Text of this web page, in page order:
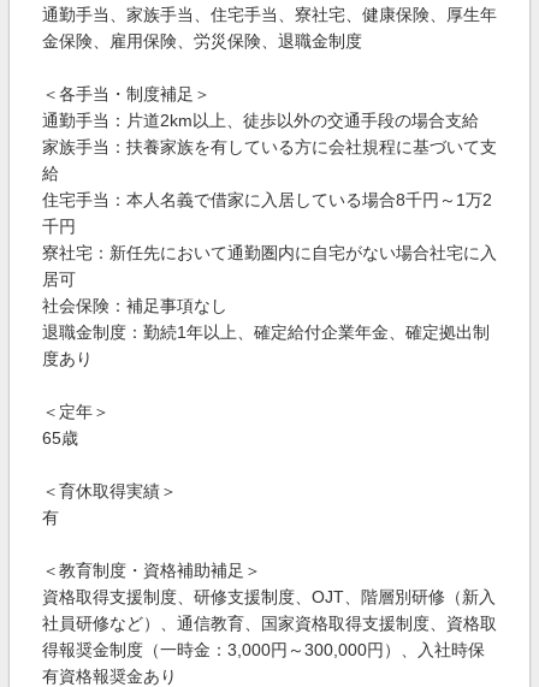
通勤手当、家族手当、住宅手当、寮社宅、健康保険、厚生年
金保険、雇用保険、労災保険、退職金制度
＜各手当・制度補足＞
通勤手当：片道2km以上、徒歩以外の交通手段の場合支給
家族手当：扶養家族を有している方に会社規程に基づいて支
給
住宅手当：本人名義で借家に入居している場合8千円～1万2
千円
寮社宅：新任先において通勤圏内に自宅がない場合社宅に入
居可
社会保険：補足事項なし
退職金制度：勤続1年以上、確定給付企業年金、確定拠出制
度あり
＜定年＞
65歳
＜育休取得実績＞
有
＜教育制度・資格補助補足＞
資格取得支援制度、研修支援制度、OJT、階層別研修（新入
社員研修など）、通信教育、国家資格取得支援制度、資格取
得報奨金制度（一時金：3,000円～300,000円）、入社時保
有資格報奨金あり